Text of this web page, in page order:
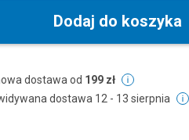
Dodaj do koszyka
dostawa od 199 zł
dostawa 12 - 13 sierpnia